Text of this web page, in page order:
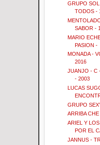
GRUPO
TODOS -
SABOR -
MARIO
PASION -
MONADA -
2016
JUANJO - C
- 2003
LUCAS
GRUPO
ARRIBA
ARIEL Y
POR EL
JANNUS -